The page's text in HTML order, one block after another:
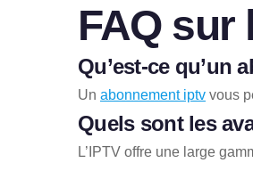
FAQ sur
Qu’est-ce qu’un
Un abonnement iptv vous
Quels sont les
L’IPTV offre une large